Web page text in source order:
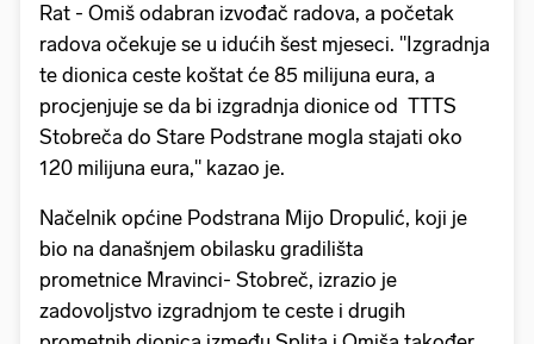
Rat - Omiš odabran izvođač radova, a početak
radova očekuje se u idućih šest mjeseci. "Izgradnja
te dionica ceste koštat će 85 milijuna eura, a
procjenjuje se da bi izgradnja dionice od TTTS
Stobreča do Stare Podstrane mogla stajati oko
120 milijuna eura," kazao je.
Načelnik općine Podstrana Mijo Dropulić, koji je
bio na današnjem obilasku gradilišta
prometnice Mravinci- Stobreč, izrazio je
zadovoljstvo izgradnjom te ceste i drugih